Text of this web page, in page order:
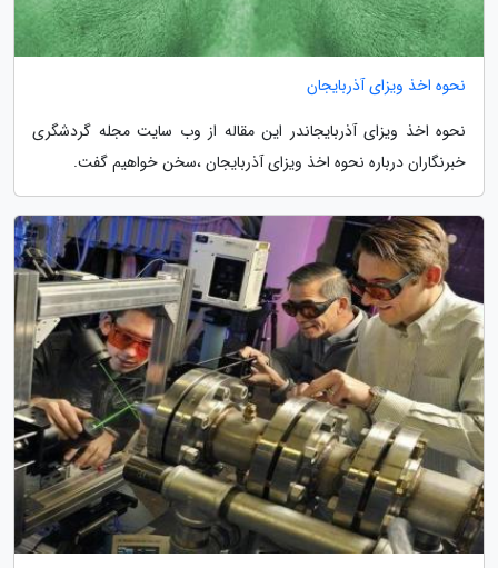
نحوه اخذ ویزای آذربایجان
نحوه اخذ ویزای آذربایجاندر این مقاله از وب سایت مجله گردشگری
خبرنگاران درباره نحوه اخذ ویزای آذربایجان ،سخن خواهیم گفت.